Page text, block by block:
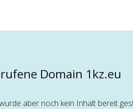
Domain 1kz.eu
aber noch kein Inhalt bereit